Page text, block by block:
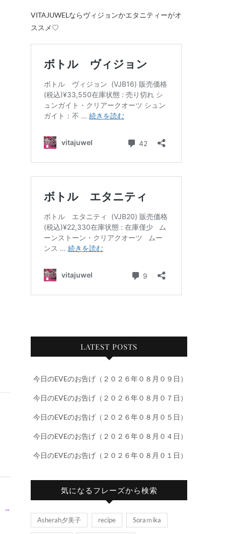
→
VITAJUWELならヴィジョンかエタニティーがオ
ススメ♡
LATEST POSTS
今日のEVEのお告げ（２０２６年０８月０９日）
今日のEVEのお告げ（２０２６年０８月０７日）
今日のEVEのお告げ（２０２６年０８月０５日）
今日のEVEのお告げ（２０２６年０８月０４日）
今日のEVEのお告げ（２０２６年０８月０１日）
気になるフレーズから検索
Asherah夕美子 recipe Soraｍika